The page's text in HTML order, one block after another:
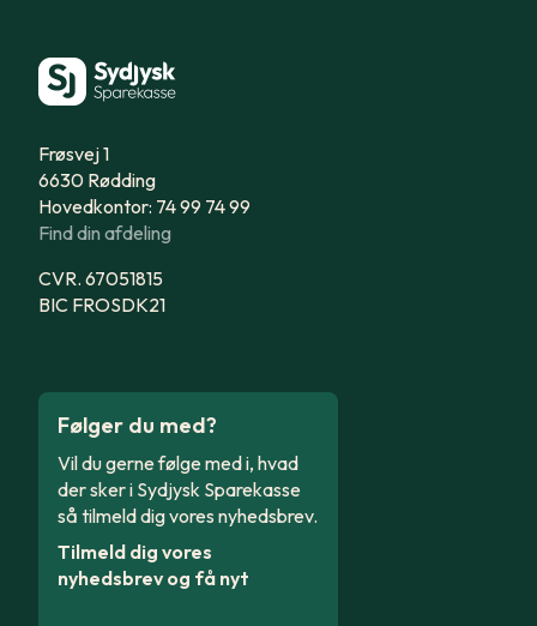
Frøsvej 1
6630 Rødding
Hovedkontor: 74 99 74 99
Find din afdeling
CVR. 67051815
BIC FROSDK21
Følger du med?
Vil du gerne følge med i, hvad
der sker i Sydjysk Sparekasse
så tilmeld dig vores nyhedsbrev.
Tilmeld dig vores
nyhedsbrev og få nyt